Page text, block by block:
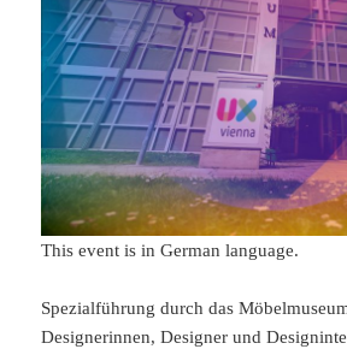
This event is in German language.
Spezialführung durch das
Designerinnen, Designer und